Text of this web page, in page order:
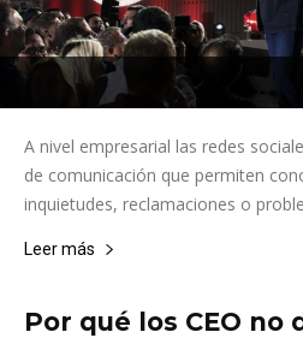
A nivel empresarial las redes
de comunicación que permiten
inquietudes, reclamaciones o
Leer más
Por qué los CEO no